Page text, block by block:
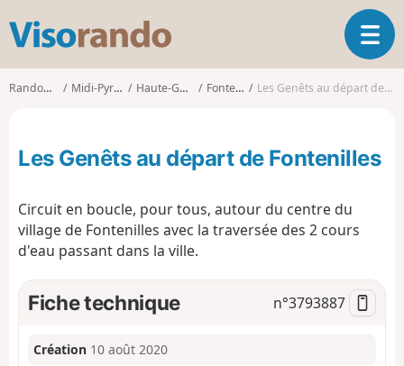
s
o
d
O
u
l
a
Randonnées Midi-Pyrénées Haute-Garonne Fontenilles Les Genêts au départ de Fontenilles
Les Genêts au départ de Fontenilles
Circuit en boucle, pour tous, autour du centre du
village de Fontenilles avec la traversée des 2 cours
d'eau passant dans la ville.
Fiche technique n°3793887
Création 10 août 2020